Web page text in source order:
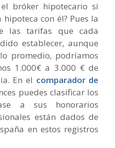
bróker hipotecario si
con él? Pues la
las tarifas que cada
establecer, aunque
promedio, podríamos
1.000€ a 3.000 € de
En el comparador de
puedes clasificar los
a sus honorarios
están dados de
en estos registros